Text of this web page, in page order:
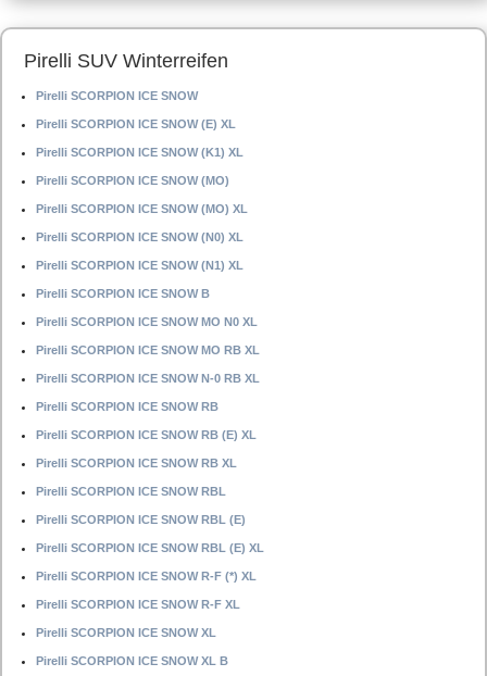
Pirelli SUV Winterreifen
Pirelli SCORPION ICE SNOW
Pirelli SCORPION ICE SNOW (E) XL
Pirelli SCORPION ICE SNOW (K1) XL
Pirelli SCORPION ICE SNOW (MO)
Pirelli SCORPION ICE SNOW (MO) XL
Pirelli SCORPION ICE SNOW (N0) XL
Pirelli SCORPION ICE SNOW (N1) XL
Pirelli SCORPION ICE SNOW B
Pirelli SCORPION ICE SNOW MO N0 XL
Pirelli SCORPION ICE SNOW MO RB XL
Pirelli SCORPION ICE SNOW N-0 RB XL
Pirelli SCORPION ICE SNOW RB
Pirelli SCORPION ICE SNOW RB (E) XL
Pirelli SCORPION ICE SNOW RB XL
Pirelli SCORPION ICE SNOW RBL
Pirelli SCORPION ICE SNOW RBL (E)
Pirelli SCORPION ICE SNOW RBL (E) XL
Pirelli SCORPION ICE SNOW R-F (*) XL
Pirelli SCORPION ICE SNOW R-F XL
Pirelli SCORPION ICE SNOW XL
Pirelli SCORPION ICE SNOW XL B